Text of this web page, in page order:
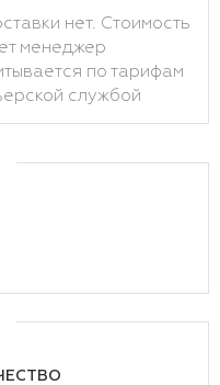
нет. Стоимость
менеджер
по тарифам
службой